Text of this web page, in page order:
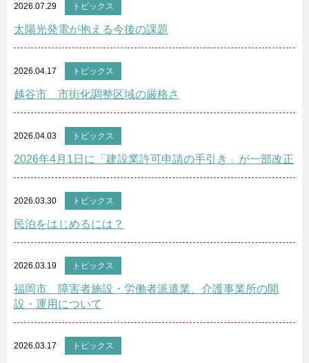
2026.07.29 トピックス
太陽光発電が抱える今後の課題
2026.04.17 トピックス
越谷市 市街化調整区域の厳格さ
2026.04.03 トピックス
2026年4月1日に「建設業許可申請の手引き」が一部改正
2026.03.30 トピックス
民泊をはじめるには？
2026.03.19 トピックス
福岡市 障害者施設・労働者派遣業、介護事業所の開
設・運用について
2026.03.17 トピックス